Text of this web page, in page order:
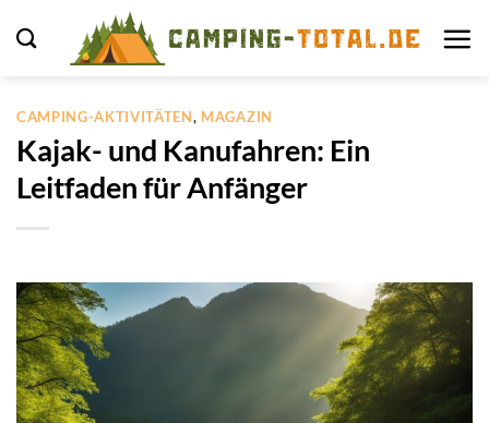
Inhalt
CAMPING-AKTIVITÄTEN, MAGAZIN
Kajak- und Kanufahren: Ein
Leitfaden für Anfänger